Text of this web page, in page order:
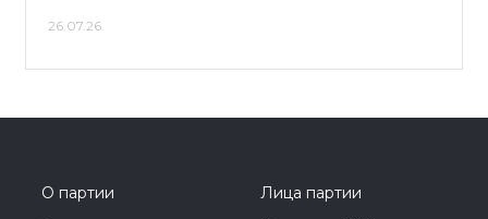
26.07.26
О партии
Лица партии